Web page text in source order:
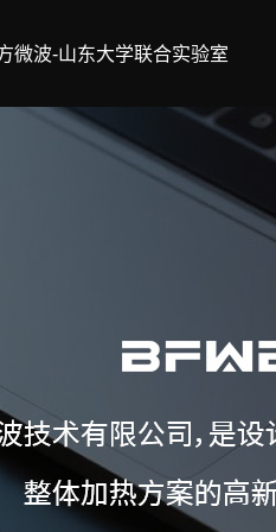
微波-山东大学联合实验室